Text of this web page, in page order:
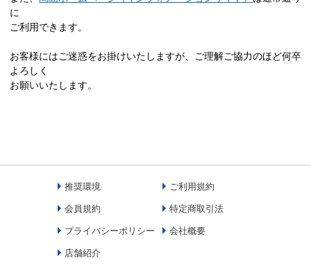
に
ご利用できます。
お客様にはご迷惑をお掛けいたしますが、ご理解ご協力のほど何卒
よろしく
お願いいたします。
推奨環境 ご利用規約
会員規約 特定商取引法
プライバシーポリシー 会社概要
店舗紹介